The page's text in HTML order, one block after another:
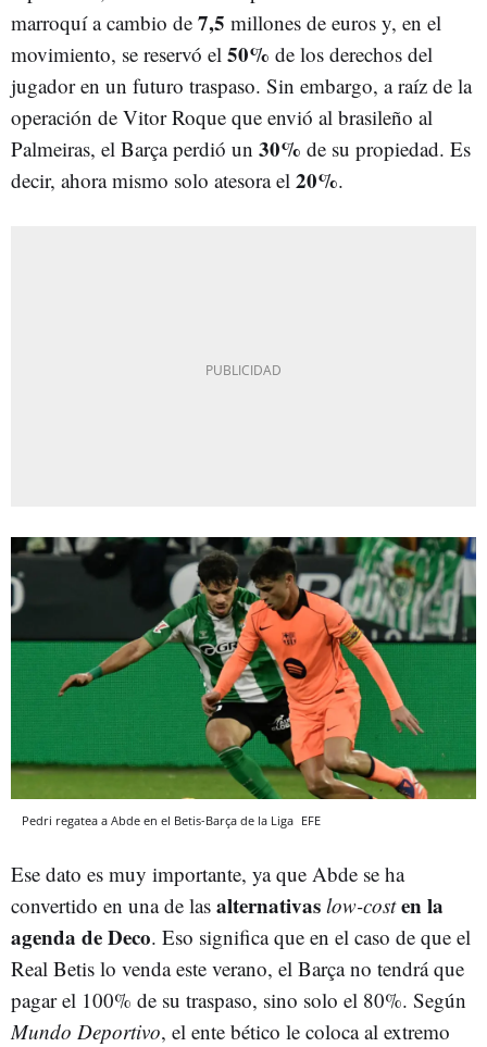
marroquí a cambio de 7,5 millones de euros y, en el
movimiento, se reservó el 50% de los derechos del
jugador en un futuro traspaso. Sin embargo, a raíz de la
operación de Vitor Roque que envió al brasileño al
Palmeiras, el Barça perdió un 30% de su propiedad. Es
decir, ahora mismo solo atesora el 20%.
Pedri regatea a Abde en el Betis-Barça de la Liga EFE
Ese dato es muy importante, ya que Abde se ha
convertido en una de las alternativas low-costen la
agenda de Deco. Eso significa que en el caso de que el
Real Betis lo venda este verano, el Barça no tendrá que
pagar el 100% de su traspaso, sino solo el 80%. Según
Mundo Deportivo, el ente bético le coloca al extremo